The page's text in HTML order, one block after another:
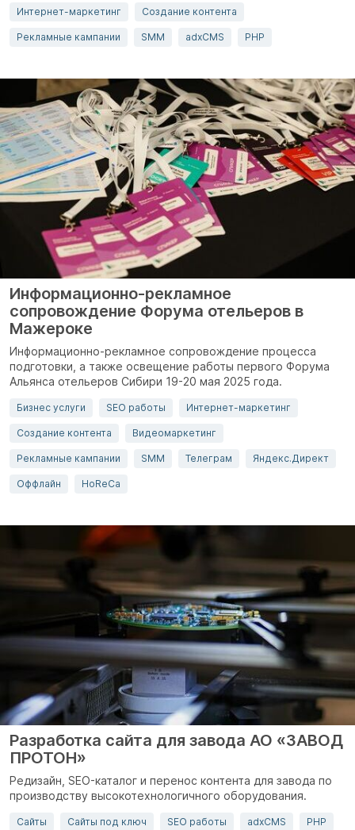
Интернет-маркетинг Создание контента
Рекламные кампании SMM adxCMS PHP
Информационно-рекламное
сопровождение Форума отельеров в
Мажероке
Информационно-рекламное сопровождение процесса
подготовки, а также освещение работы первого Форума
Альянса отельеров Сибири 19-20 мая 2025 года.
Бизнес услуги SEO работы Интернет-маркетинг
Создание контента Видеомаркетинг
Рекламные кампании SMM Телеграм Яндекс.Директ
Оффлайн HoReCa
Разработка сайта для завода АО «ЗАВОД
ПРОТОН»
Редизайн, SEO-каталог и перенос контента для завода по
производству высокотехнологичного оборудования.
Сайты Сайты под ключ SEO работы adxCMS PHP